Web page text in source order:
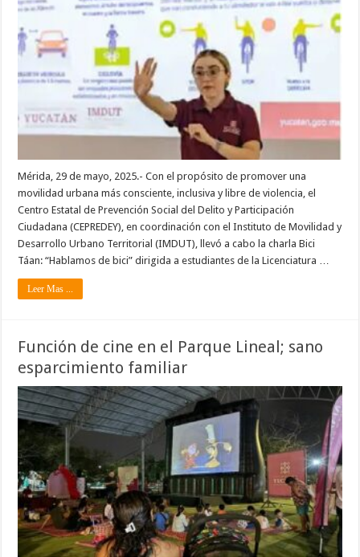
Mérida, 29 de mayo, 2025.- Con el propósito de promover una
movilidad urbana más consciente, inclusiva y libre de violencia, el
Centro Estatal de Prevención Social del Delito y Participación
Ciudadana (CEPREDEY), en coordinación con el Instituto de Movilidad y
Desarrollo Urbano Territorial (IMDUT), llevó a cabo la charla Bici
Táan: “Hablamos de bici” dirigida a estudiantes de la Licenciatura …
Leer Mas ...
Función de cine en el Parque Lineal; sano
esparcimiento familiar